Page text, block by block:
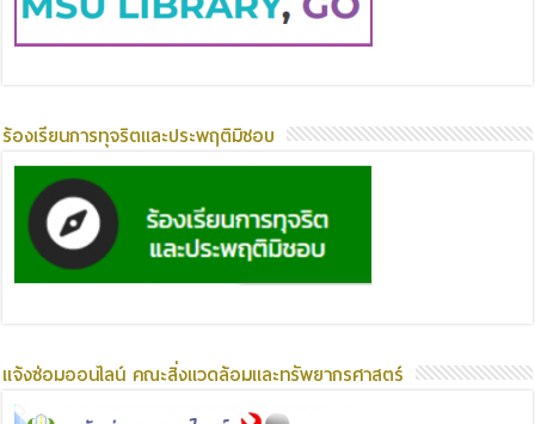
ร้องเรียนการทุจริตและประพฤติมิชอบ
แจ้งซ่อมออนไลน์ คณะสิ่งแวดล้อมและทรัพยากรศาสตร์